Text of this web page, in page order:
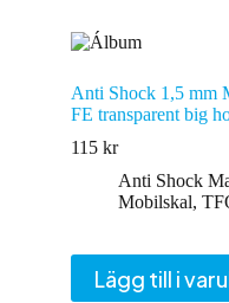
Anti Shock 1,5 mm
FE transparent big
115 kr
Anti Shock
Mobilskal,
Lägg till i